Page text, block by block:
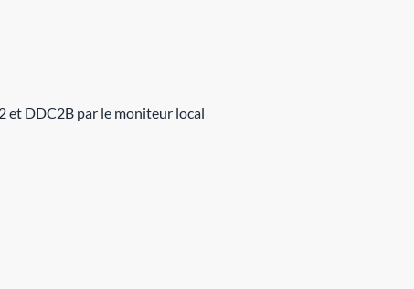
et DDC2B par le moniteur local